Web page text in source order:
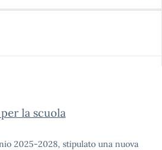
la scuola
2025-2028, stipulato una nuova